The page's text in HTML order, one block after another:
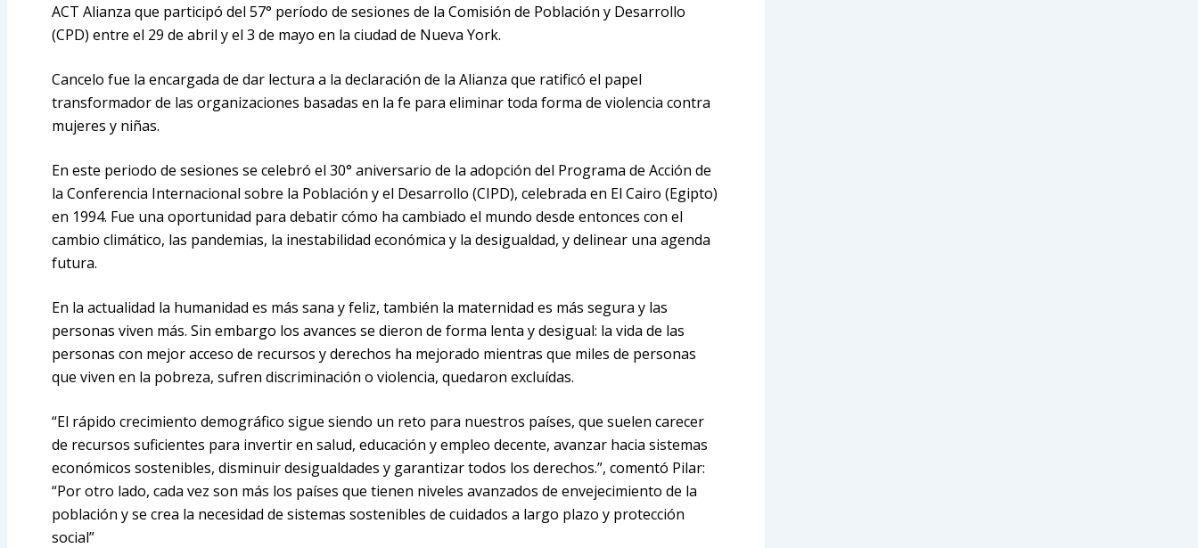
ACT Alianza que participó del 57° período de sesiones de la Comisión de Población y Desarrollo
(CPD) entre el 29 de abril y el 3 de mayo en la ciudad de Nueva York.
Cancelo fue la encargada de dar lectura a la declaración de la Alianza que ratificó el papel
transformador de las organizaciones basadas en la fe para eliminar toda forma de violencia contra
mujeres y niñas.
En este periodo de sesiones se celebró el 30° aniversario de la adopción del Programa de Acción de
la Conferencia Internacional sobre la Población y el Desarrollo (CIPD), celebrada en El Cairo (Egipto)
en 1994. Fue una oportunidad para debatir cómo ha cambiado el mundo desde entonces con el
cambio climático, las pandemias, la inestabilidad económica y la desigualdad, y delinear una agenda
futura.
En la actualidad la humanidad es más sana y feliz, también la maternidad es más segura y las
personas viven más. Sin embargo los avances se dieron de forma lenta y desigual: la vida de las
personas con mejor acceso de recursos y derechos ha mejorado mientras que miles de personas
que viven en la pobreza, sufren discriminación o violencia, quedaron excluídas.
“El rápido crecimiento demográfico sigue siendo un reto para nuestros países, que suelen carecer
de recursos suficientes para invertir en salud, educación y empleo decente, avanzar hacia sistemas
económicos sostenibles, disminuir desigualdades y garantizar todos los derechos.”, comentó Pilar:
“Por otro lado, cada vez son más los países que tienen niveles avanzados de envejecimiento de la
población y se crea la necesidad de sistemas sostenibles de cuidados a largo plazo y protección
social”